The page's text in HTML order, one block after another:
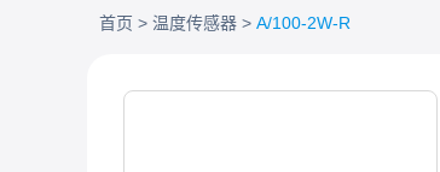
首页 温度传感器 A/100-2W-R